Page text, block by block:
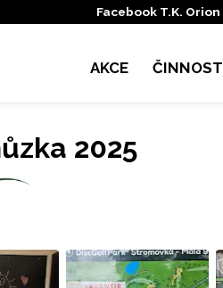
Facebook T.K. Orion
AKCE ČINNOST
2025